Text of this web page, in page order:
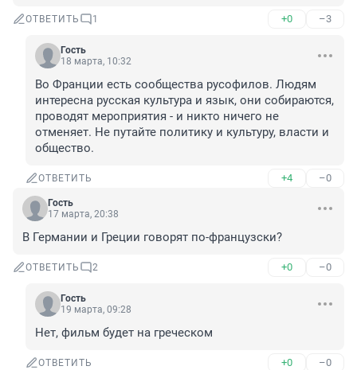
ОТВЕТИТЬ 1 +0 –3
Гость
18 марта, 10:32
Во Франции есть сообщества русофилов. Людям
интересна русская культура и язык, они собираются,
проводят мероприятия - и никто ничего не
отменяет. Не путайте политику и культуру, власти и
общество.
ОТВЕТИТЬ +4 –0
Гость
17 марта, 20:38
В Германии и Греции говорят по-французски?
ОТВЕТИТЬ 2 +0 –0
Гость
19 марта, 09:28
Нет, фильм будет на греческом
ОТВЕТИТЬ +0 –0